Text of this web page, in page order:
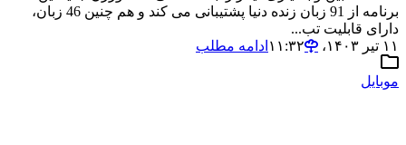
برنامه از 91 زبان زنده دنیا پشتیبانی می کند و هم چنین 46 زبان،
دارای قابلیت تب...
۱۱ تیر ۱۴۰۳،‏ ۱۱:۳۲
ادامه مطلب
موبایل